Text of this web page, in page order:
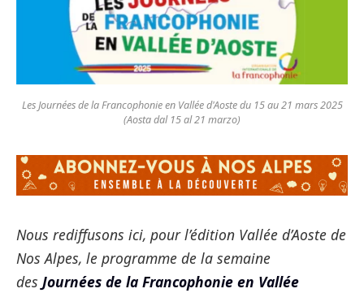
Les Journées de la Francophonie en Vallée d'Aoste du 15 au 21 mars 2025
(Aosta dal 15 al 21 marzo)
Nous rediffusons ici, pour l’édition Vallée d’Aoste de
Nos Alpes, le programme de la semaine
des Journées de la Francophonie en Vallée